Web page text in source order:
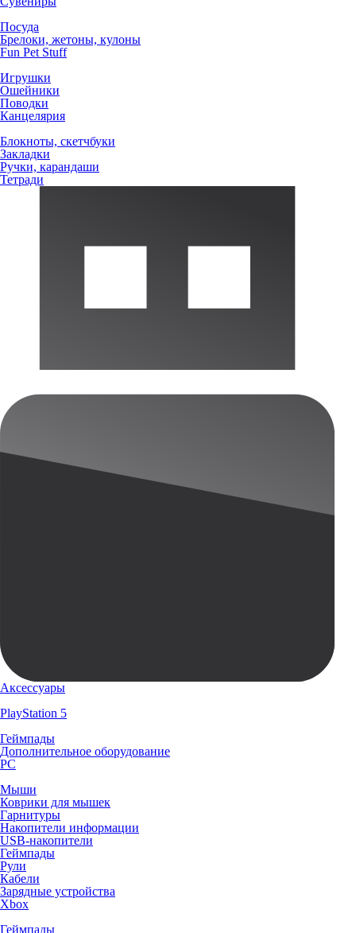
Посуда
Брелоки, жетоны, кулоны
Fun Pet Stuff
Игрушки
Ошейники
Поводки
Канцелярия
Блокноты, скетчбуки
Закладки
Ручки, карандаши
Тетради
Аксессуары
PlayStation 5
Геймпады
Дополнительное оборудование
PC
Мыши
Коврики для мышек
Гарнитуры
Накопители информации
USB-накопители
Геймпады
Рули
Кабели
Зарядные устройства
Xbox
Геймпады